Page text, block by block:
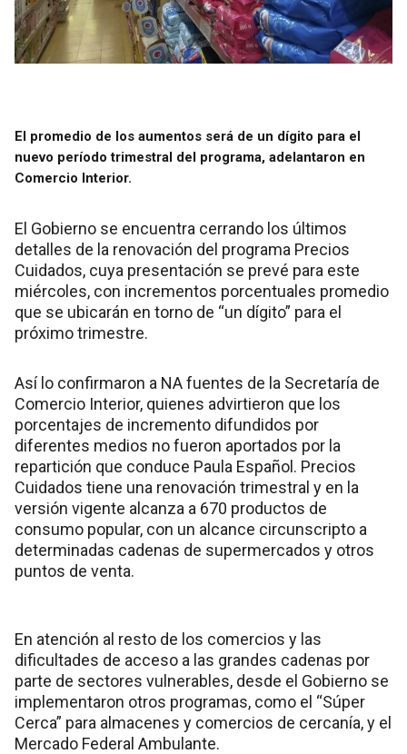
El promedio de los aumentos será de un dígito para el
nuevo período trimestral del programa, adelantaron en
Comercio Interior.
El Gobierno se encuentra cerrando los últimos
detalles de la renovación del programa Precios
Cuidados, cuya presentación se prevé para este
miércoles, con incrementos porcentuales promedio
que se ubicarán en torno de “un dígito” para el
próximo trimestre.
Así lo confirmaron a NA fuentes de la Secretaría de
Comercio Interior, quienes advirtieron que los
porcentajes de incremento difundidos por
diferentes medios no fueron aportados por la
repartición que conduce Paula Español. Precios
Cuidados tiene una renovación trimestral y en la
versión vigente alcanza a 670 productos de
consumo popular, con un alcance circunscripto a
determinadas cadenas de supermercados y otros
puntos de venta.
En atención al resto de los comercios y las
dificultades de acceso a las grandes cadenas por
parte de sectores vulnerables, desde el Gobierno se
implementaron otros programas, como el “Súper
Cerca” para almacenes y comercios de cercanía, y el
Mercado Federal Ambulante.